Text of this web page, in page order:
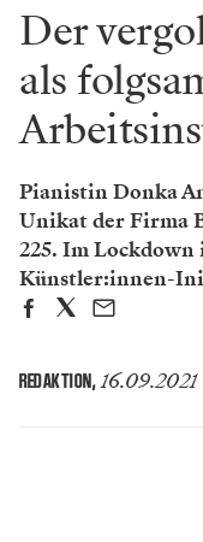
Der
als
Pianistin Donka
Unikat der Firma
225. Im
Künstler:innen-
REDAKTION, 16.09.2021